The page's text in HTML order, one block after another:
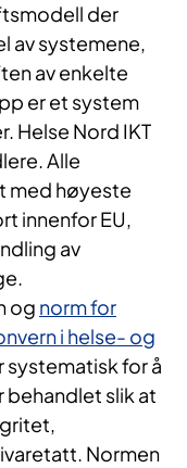
der
av systemene,
av enkelte
er et system
Helse Nord IKT
Alle
med høyeste
innenfor EU,
av
og norm for
i helse- og
systematisk for å
slik at
Normen